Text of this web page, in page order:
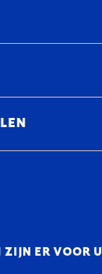
ZIJN ER VOOR U